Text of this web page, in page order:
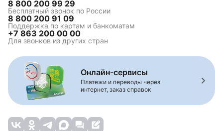
8 800 200 99 29
Бесплатный звонок по России
8 800 200 91 09
Поддержка по картам и банкоматам
+7 863 200 00 00
Для звонков из других стран
Онлайн-сервисы
Платежи и переводы через
интернет, заказ справок